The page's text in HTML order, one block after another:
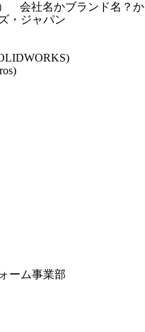
会社名かブランド名？
・ジャパン
ーム事業部